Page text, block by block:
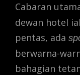
Cabaran
dewan hotel
pentas, ada
berwarna-
bahagian